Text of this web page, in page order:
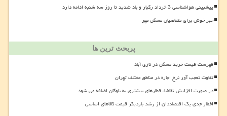
پیشبینی هواشناسی 3 خرداد رگبار و باد شدید تا روز سه شنبه ادامه دارد
خبر خوش برای متقاضیان مسکن مهر
پربحث ترین ها
فهرست قیمت خرید مسکن در نازی آباد
تفاوت تعجب آور نرخ اجاره در مناطق مختلف تهران
در صورت افزایش تقاضا، قطارهای بیشتری به ناوگان اضافه می شود
اخطار جدی یک اقتصاددان از رشد باردیگر قیمت کالاهای اساسی